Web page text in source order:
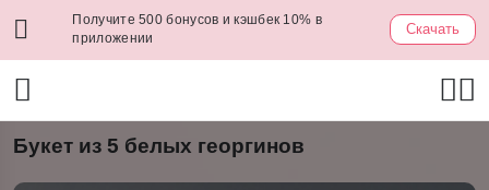
Получите 500 бонусов и кэшбек 10% в
приложении
Скачать
Букет из 5 белых георгинов